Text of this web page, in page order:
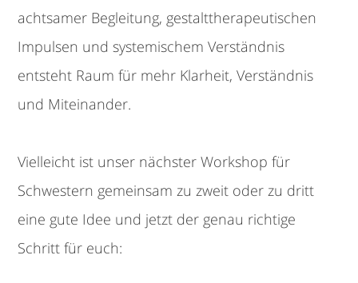
achtsamer Begleitung, gestalttherapeutischen
Impulsen und systemischem Verständnis
entsteht Raum für mehr Klarheit, Verständnis
und Miteinander.
Vielleicht ist unser nächster Workshop für
Schwestern gemeinsam zu zweit oder zu dritt
eine gute Idee und jetzt der genau richtige
Schritt für euch: